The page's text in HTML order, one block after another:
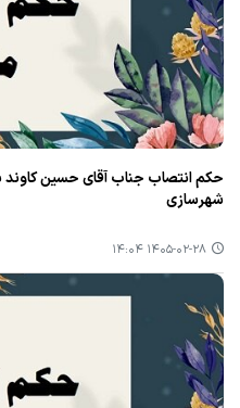
حکم انتصاب جناب آقای حسین کاوند
شهرسازی
۱۴۰۵-۰۲-۲۸ ۱۴:۰۴